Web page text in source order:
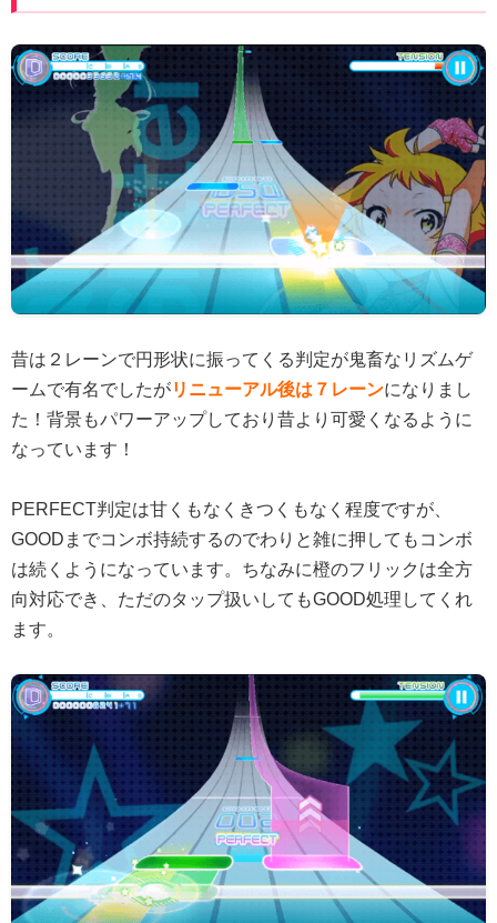
昔は２レーンで円形状に振ってくる判定が鬼畜なリズムゲ
ームで有名でしたがリニューアル後は７レーンになりまし
た！背景もパワーアップしており昔より可愛くなるように
なっています！
PERFECT判定は甘くもなくきつくもなく程度ですが、
GOODまでコンボ持続するのでわりと雑に押してもコンボ
は続くようになっています。ちなみに橙のフリックは全方
向対応でき、ただのタップ扱いしてもGOOD処理してくれ
ます。